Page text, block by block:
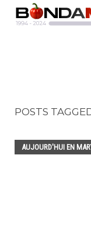
POSTS
AUJOURD'HUI EN